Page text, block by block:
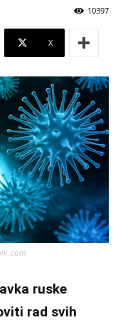
10397
X
ruske
rad svih